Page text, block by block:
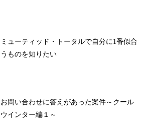
ミューティッド・トータルで自分に1番似合
うものを知りたい
お問い合わせに答えがあった案件～クール
ウインター編１～